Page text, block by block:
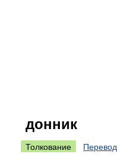
донник
Толкование Перевод